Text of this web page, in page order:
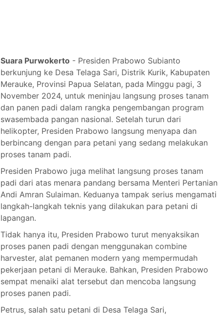
Suara Purwokerto - Presiden Prabowo Subianto
berkunjung ke Desa Telaga Sari, Distrik Kurik, Kabupaten
Merauke, Provinsi Papua Selatan, pada Minggu pagi, 3
November 2024, untuk meninjau langsung proses tanam
dan panen padi dalam rangka pengembangan program
swasembada pangan nasional. Setelah turun dari
helikopter, Presiden Prabowo langsung menyapa dan
berbincang dengan para petani yang sedang melakukan
proses tanam padi.
Presiden Prabowo juga melihat langsung proses tanam
padi dari atas menara pandang bersama Menteri Pertanian
Andi Amran Sulaiman. Keduanya tampak serius mengamati
langkah-langkah teknis yang dilakukan para petani di
lapangan.
Tidak hanya itu, Presiden Prabowo turut menyaksikan
proses panen padi dengan menggunakan combine
harvester, alat pemanen modern yang mempermudah
pekerjaan petani di Merauke. Bahkan, Presiden Prabowo
sempat menaiki alat tersebut dan mencoba langsung
proses panen padi.
Petrus, salah satu petani di Desa Telaga Sari,